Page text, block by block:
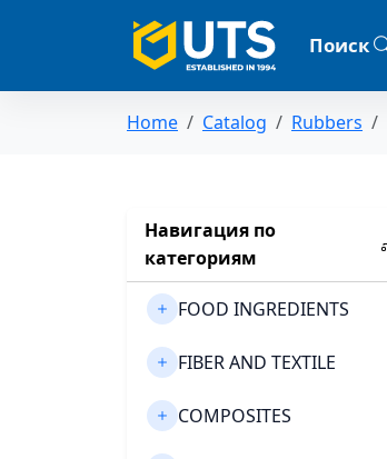
Поиск
Home Catalog Rubbers
Навигация по
категориям
FOOD INGREDIENTS
FIBER AND TEXTILE
COMPOSITES